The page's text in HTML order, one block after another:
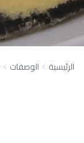
الرئيسية الوصفات